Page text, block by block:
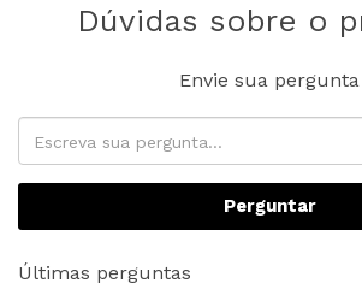
Dúvidas sobre o
Envie sua pergunta
Perguntar
Últimas perguntas